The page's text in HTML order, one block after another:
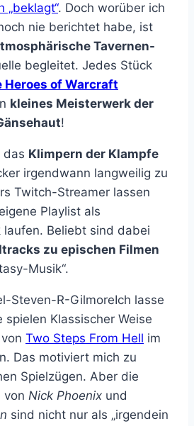
„beklagt“. Doch worüber ich
nie berichtet habe, ist
Tavernen-
begleitet. Jedes Stück
Heroes of Warcraft
kleines Meisterwerk der
!
das Klimpern der Klampfe
irgendwann langweilig zu
Twitch-Streamer lassen
Playlist als
laufen. Beliebt sind dabei
zu epischen Filmen
Musik“.
Ich lasse
Klassischer Weise
Two Steps From Hell im
Das motiviert mich zu
Spielzügen. Aber die
von Nick Phoenix und
sind nicht nur als „irgendein